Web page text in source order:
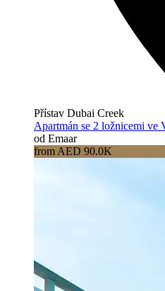
Přístav Dubai Creek
Apartmán se 2 ložnicemi ve
od Emaar
from AED 90.0K